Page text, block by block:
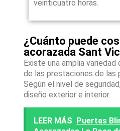
veinticuatro horas.
¿Cuánto puede
acorazada Sant
Existe una amplia
de las prestaciones de las
Según el nivel de
diseño exterior e interior.
LEER MÁS
Puertas